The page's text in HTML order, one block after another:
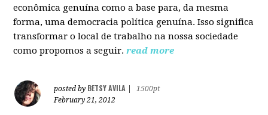
econômica genuína como a base para, da mesma
forma, uma democracia política genuína. Isso significa
transformar o local de trabalho na nossa sociedade
como propomos a seguir. read more
posted by BETSY AVILA
1500pt
February 21, 2012